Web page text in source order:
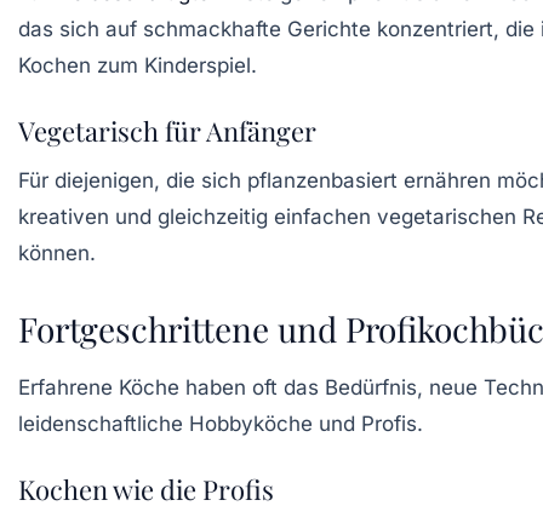
das sich auf schmackhafte Gerichte konzentriert,
Kochen zum Kinderspiel.
Vegetarisch für Anfänger
Für diejenigen, die sich pflanzenbasiert ernähren
kreativen und gleichzeitig einfachen vegetarischen
können.
Fortgeschrittene und
Erfahrene Köche haben oft das Bedürfnis, neue
leidenschaftliche Hobbyköche und Profis.
Kochen wie die Profis